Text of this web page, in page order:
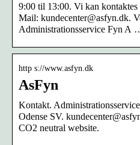
9:00 til 13:00. Vi kan
Mail: kundecenter@asfyn.dk.
Administrationsservice Fyn A
http s://www.asfyn.dk
AsFyn
Kontakt.
Odense SV.
CO2 neutral website.